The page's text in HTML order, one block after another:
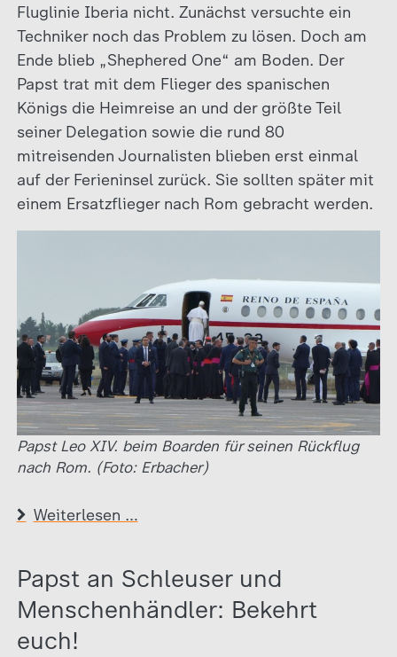
Fluglinie Iberia nicht. Zunächst versuchte ein
Techniker noch das Problem zu lösen. Doch am
Ende blieb „Shephered One“ am Boden. Der
Papst trat mit dem Flieger des spanischen
Königs die Heimreise an und der größte Teil
seiner Delegation sowie die rund 80
mitreisenden Journalisten blieben erst einmal
auf der Ferieninsel zurück. Sie sollten später mit
einem Ersatzflieger nach Rom gebracht werden.
Papst Leo XIV. beim Boarden für seinen Rückflug
nach Rom. (Foto: Erbacher)
Weiterlesen …
Papst an Schleuser und
Menschenhändler: Bekehrt
euch!